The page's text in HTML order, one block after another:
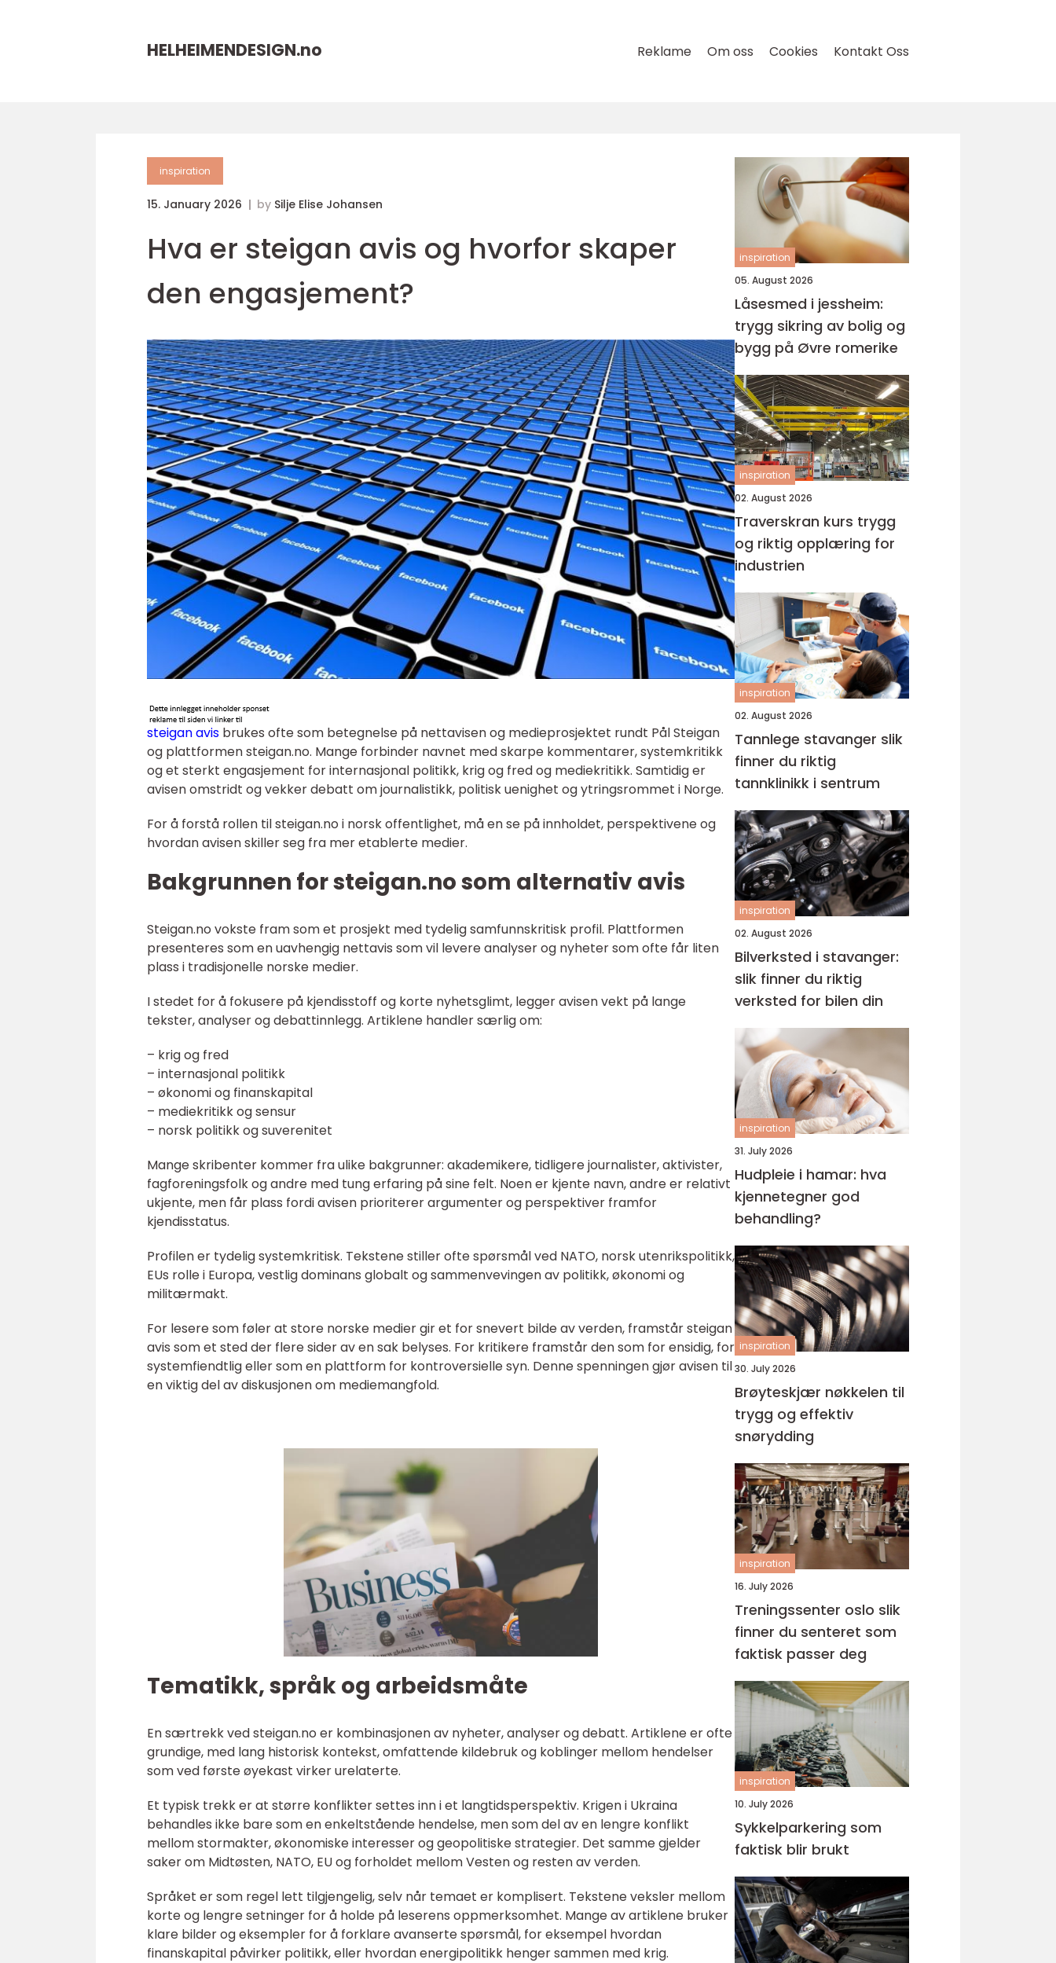
HELHEIMENDESIGN.no Reklame Om oss Cookies Kontakt Oss
inspiration
15. January 2026 by Silje Elise Johansen
Hva er steigan avis og hvorfor skaper
den engasjement?
steigan avis brukes ofte som betegnelse på nettavisen og medieprosjektet rundt Pål Steigan
og plattformen steigan.no. Mange forbinder navnet med skarpe kommentarer, systemkritikk
og et sterkt engasjement for internasjonal politikk, krig og fred og mediekritikk. Samtidig er
avisen omstridt og vekker debatt om journalistikk, politisk uenighet og ytringsrommet i Norge.
For å forstå rollen til steigan.no i norsk offentlighet, må en se på innholdet, perspektivene og
hvordan avisen skiller seg fra mer etablerte medier.
Bakgrunnen for steigan.no som alternativ avis
Steigan.no vokste fram som et prosjekt med tydelig samfunnskritisk profil. Plattformen
presenteres som en uavhengig nettavis som vil levere analyser og nyheter som ofte får liten
plass i tradisjonelle norske medier.
I stedet for å fokusere på kjendisstoff og korte nyhetsglimt, legger avisen vekt på lange
tekster, analyser og debattinnlegg. Artiklene handler særlig om:
– krig og fred
– internasjonal politikk
– økonomi og finanskapital
– mediekritikk og sensur
– norsk politikk og suverenitet
Mange skribenter kommer fra ulike bakgrunner: akademikere, tidligere journalister, aktivister,
fagforeningsfolk og andre med tung erfaring på sine felt. Noen er kjente navn, andre er relativt
ukjente, men får plass fordi avisen prioriterer argumenter og perspektiver framfor
kjendisstatus.
Profilen er tydelig systemkritisk. Tekstene stiller ofte spørsmål ved NATO, norsk utenrikspolitikk,
EUs rolle i Europa, vestlig dominans globalt og sammenvevingen av politikk, økonomi og
militærmakt.
For lesere som føler at store norske medier gir et for snevert bilde av verden, framstår steigan
avis som et sted der flere sider av en sak belyses. For kritikere framstår den som for ensidig, for
systemfiendtlig eller som en plattform for kontroversielle syn. Denne spenningen gjør avisen til
en viktig del av diskusjonen om mediemangfold.
Tematikk, språk og arbeidsmåte
En særtrekk ved steigan.no er kombinasjonen av nyheter, analyser og debatt. Artiklene er ofte
grundige, med lang historisk kontekst, omfattende kildebruk og koblinger mellom hendelser
som ved første øyekast virker urelaterte.
Et typisk trekk er at større konflikter settes inn i et langtidsperspektiv. Krigen i Ukraina
behandles ikke bare som en enkeltstående hendelse, men som del av en lengre konflikt
mellom stormakter, økonomiske interesser og geopolitiske strategier. Det samme gjelder
saker om Midtøsten, NATO, EU og forholdet mellom Vesten og resten av verden.
Språket er som regel lett tilgjengelig, selv når temaet er komplisert. Tekstene veksler mellom
korte og lengre setninger for å holde på leserens oppmerksomhet. Mange av artiklene bruker
klare bilder og eksempler for å forklare avanserte spørsmål, for eksempel hvordan
finanskapital påvirker politikk, eller hvordan energipolitikk henger sammen med krig.
inspiration
05. August 2026
Låsesmed i jessheim:
trygg sikring av bolig og
bygg på Øvre romerike
inspiration
02. August 2026
Traverskran kurs trygg
og riktig opplæring for
industrien
inspiration
02. August 2026
Tannlege stavanger slik
finner du riktig
tannklinikk i sentrum
inspiration
02. August 2026
Bilverksted i stavanger:
slik finner du riktig
verksted for bilen din
inspiration
31. July 2026
Hudpleie i hamar: hva
kjennetegner god
behandling?
inspiration
30. July 2026
Brøyteskjær nøkkelen til
trygg og effektiv
snørydding
inspiration
16. July 2026
Treningssenter oslo slik
finner du senteret som
faktisk passer deg
inspiration
10. July 2026
Sykkelparkering som
faktisk blir brukt